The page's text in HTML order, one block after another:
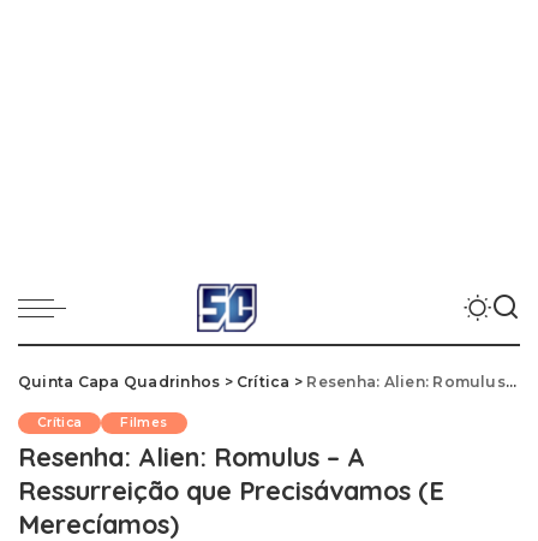
Quinta Capa Quadrinhos > Crítica > Resenha: Alien: Romulus – A Ressurreição que Precisávamos (E Merecíamos)
Crítica Filmes
Resenha: Alien: Romulus – A
Ressurreição que Precisávamos (E
Merecíamos)